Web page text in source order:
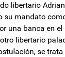
libertario
su mandato
una banca en el
libertario
se trata